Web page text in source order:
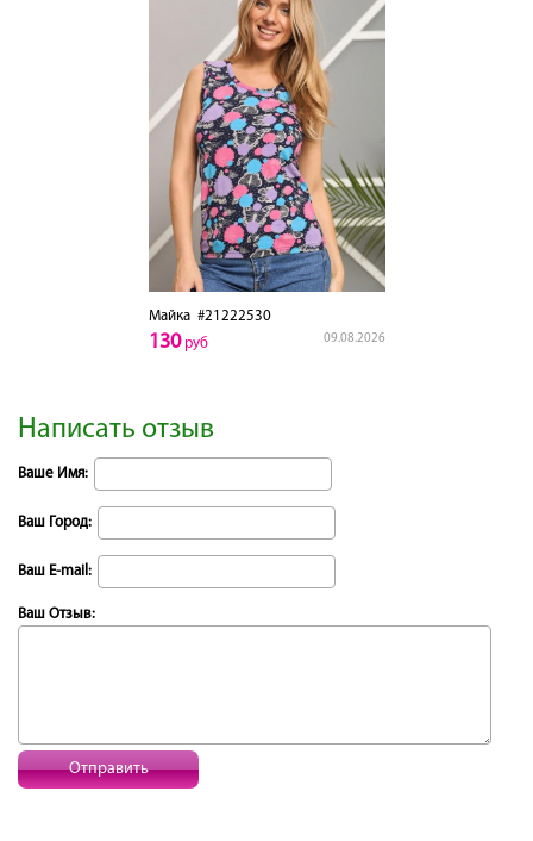
Майка#21222530
09.08.2026
130руб
Написать отзыв
Ваше Имя:
Ваш Город:
Ваш E-mail:
Ваш Отзыв:
Отправить